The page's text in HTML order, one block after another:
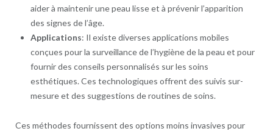
aider à maintenir une peau lisse et à prévenir l’apparition
des signes de l’âge.
Applications: Il existe diverses applications mobiles
conçues pour la surveillance de l’hygiène de la peau et pour
fournir des conseils personnalisés sur les soins
esthétiques. Ces technologiques offrent des suivis sur-
mesure et des suggestions de routines de soins.
Ces méthodes fournissent des options moins invasives pour